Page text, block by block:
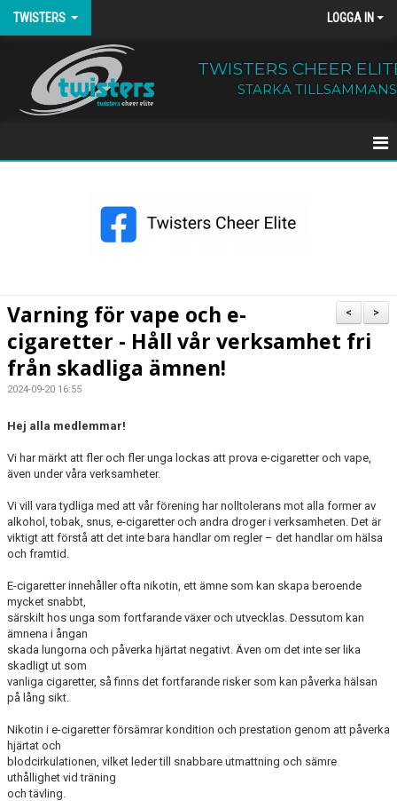
TWISTERS LOGGA IN
TWISTERS CHEER
STARKA TILLSAMMANS
KALENDER
KONTAKT
KLÄDER & MERCH
>
<
Varning för vape och e-
cigaretter - Håll vår verksamhet fri
från skadliga ämnen!
2024-09-20 16:55
Hej alla medlemmar!
Vi har märkt att fler och fler unga lockas att prova e-cigaretter och vape,
även under våra verksamheter.
Vi vill vara tydliga med att vår förening har nolltolerans mot alla former av
alkohol, tobak, snus, e-cigaretter och andra droger i verksamheten. Det är
viktigt att förstå att det inte bara handlar om regler – det handlar om hälsa
och framtid.
E-cigaretter innehåller ofta nikotin, ett ämne som kan skapa beroende
mycket snabbt,
särskilt hos unga som fortfarande växer och utvecklas. Dessutom kan
ämnena i ångan
skada lungorna och påverka hjärtat negativt. Även om det inte ser lika
skadligt ut som
vanliga cigaretter, så finns det fortfarande risker som kan påverka hälsan
på lång sikt.
Nikotin i e-cigaretter försämrar kondition och prestation genom att påverka
hjärtat och
blodcirkulationen, vilket leder till snabbare utmattning och sämre
uthållighet vid träning
och tävling.